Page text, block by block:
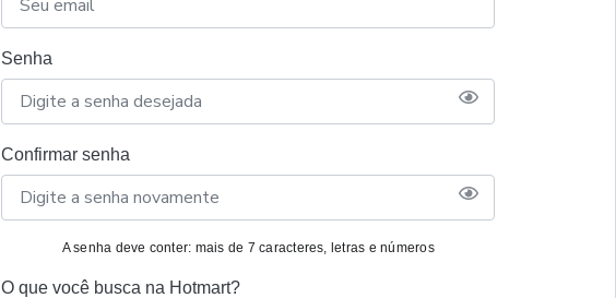
Senha
Confirmar senha
A senha deve conter: mais de 7 caracteres, letras e números
O que você busca na Hotmart?